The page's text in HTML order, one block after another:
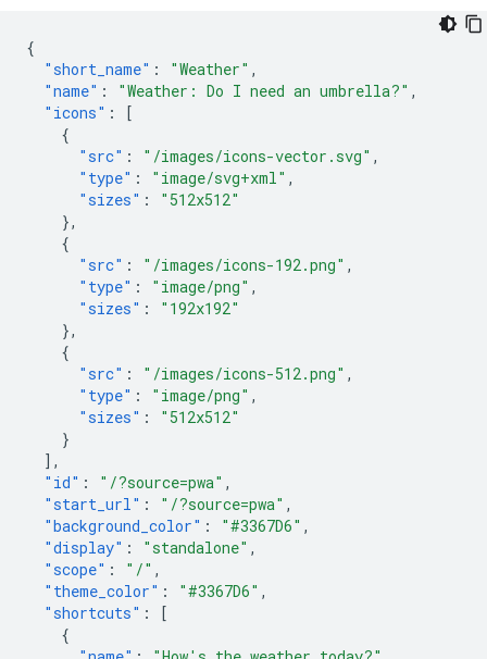
{
"short_name" : "Weather" ,
"name" : "Weather: Do I need an umbrella?" ,
"icons" :
[
{
"src" : "/images/icons-vector.svg" ,
"type" : "image/svg+xml" ,
"sizes" :
"512x512"
},
{
"src" : "/images/icons-192.png" ,
"type" : "image/png" ,
"sizes" :
"192x192"
},
{
"src" : "/images/icons-512.png" ,
"type" : "image/png" ,
"sizes" :
"512x512"
}
],
"id" : "/?source=pwa" ,
"start_url" : "/?source=pwa" ,
"background_color" : "#3367D6" ,
"display" : "standalone" ,
"scope" : "/" ,
"theme_color" : "#3367D6" ,
"shortcuts" :
[
{